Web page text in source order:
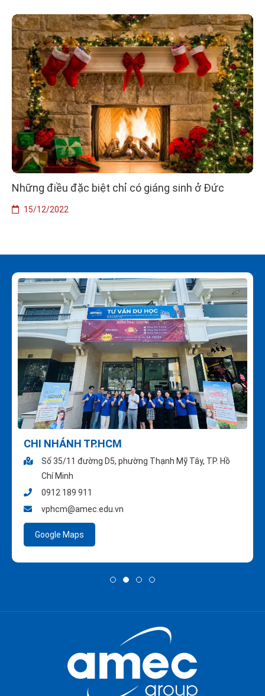
Những điều đặc biệt chỉ có giáng sinh ở Đức
15/12/2022
CHI NHÁNH TP.HCM
Số 35/11 đường D5, phường Thạnh Mỹ Tây, TP. Hồ
Chí Minh
0912 189 911
vphcm@amec.edu.vn
Google Maps